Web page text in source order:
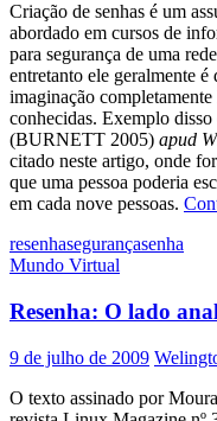
Criação de senhas é um
abordado em cursos de
para segurança de uma
entretanto ele geralmente é
imaginação
conhecidas. Exemplo
(BURNETT 2005) apud
citado neste artigo, onde
que uma pessoa poderia
em cada nove pessoas.
resenhasegurançasenha
Mundo Virtual
Resenha: O lado
9 de julho de 2009
O texto assinado por